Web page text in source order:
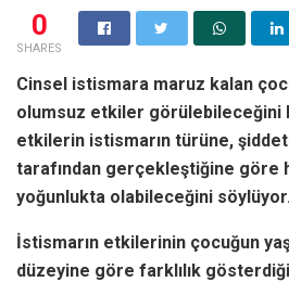
0
SHARES
Cinsel istismara maruz kalan
olumsuz etkiler görülebileceğini
etkilerin istismarın türüne,
tarafından gerçekleştiğine göre
yoğunlukta olabileceğini söylüyor.
İstismarın etkilerinin çocuğun
düzeyine göre farklılık